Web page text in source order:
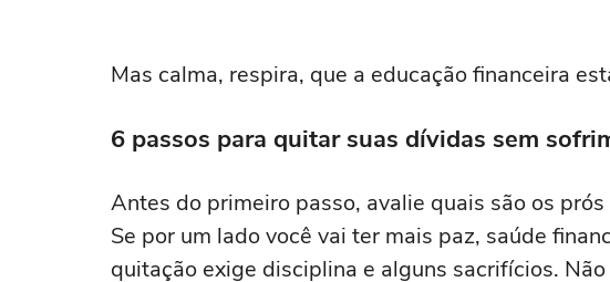
Mas calma, respira, que a educação financeira
6 passos para quitar suas dívidas sem
Antes do primeiro passo, avalie quais são os
Se por um lado você vai ter mais paz, saúde
quitação exige disciplina e alguns sacrifícios.